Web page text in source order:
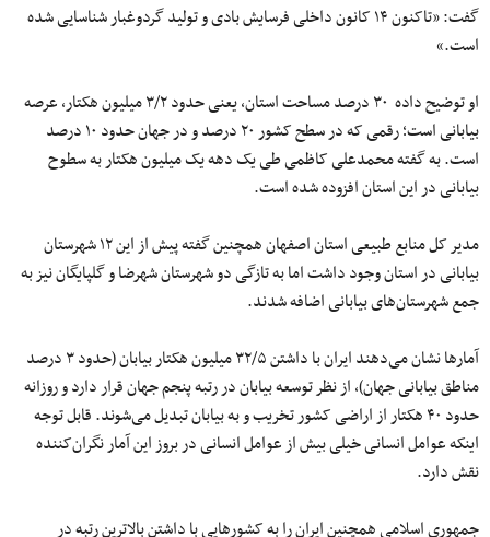
گفت: «تاکنون ۱۴ کانون داخلی فرسایش بادی و تولید گردوغبار شناسایی شده
است.»
او توضیح داده ۳۰ درصد مساحت استان، یعنی حدود ۳/۲ میلیون هکتار، عرصه
بیابانی است؛ رقمی که در سطح کشور ۲۰ درصد و در جهان حدود ۱۰ درصد
است. به گفته محمدعلی کاظمی طی یک دهه یک میلیون هکتار به سطوح
بیابانی در این استان افزوده شده است.
مدیر کل منابع طبیعی استان اصفهان همچنین گفته پیش از این ۱۲ شهرستان
بیابانی در استان وجود داشت اما به تازگی دو شهرستان شهرضا و گلپایگان نیز به
جمع شهرستان‌های بیابانی اضافه شدند.
آمارها نشان می‌دهند ایران با داشتن ۳۲/۵ میلیون هکتار بیابان (حدود ۳ درصد
مناطق بیابانی جهان)، از نظر توسعه بیابان در رتبه پنجم جهان قرار دارد و روزانه
حدود ۴۰ هکتار از اراضی کشور تخریب و به بیابان تبدیل می‌شوند. قابل توجه
اینکه عوامل انسانی خیلی بیش از عوامل انسانی در بروز این آمار نگران‌کننده
نقش دارد.
جمهوری اسلامی همچنین ایران را به کشورهایی با داشتن بالاترین رتبه در